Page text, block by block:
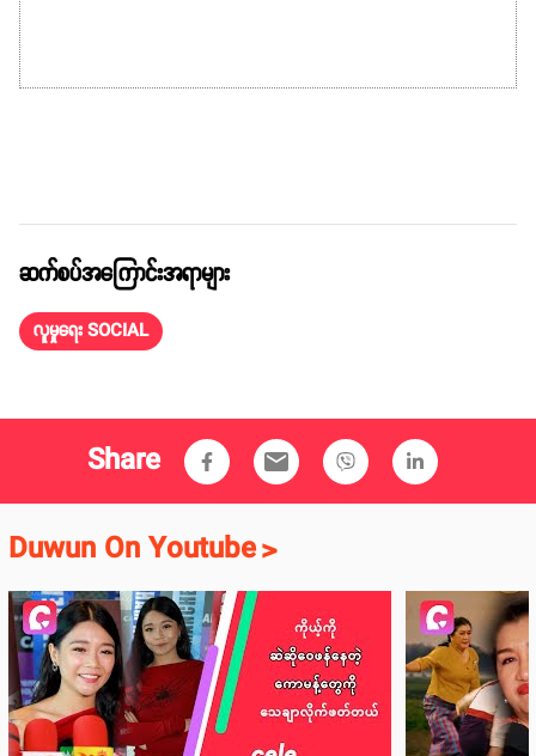
ဆက်စပ်အကြောင်းအရာများ
လူမှုရေး SOCIAL
Share email
Duwun On Youtube>